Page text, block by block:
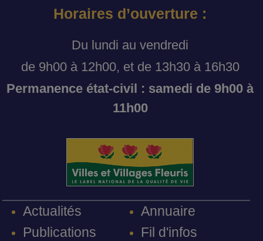
Horaires d’ouverture :
Du lundi au vendredi
de 9h00 à 12h00, et de 13h30 à 16h30
Permanence état-civil : samedi de 9h00 à
11h00
Actualités
Publications
Annuaire
Fil d'infos